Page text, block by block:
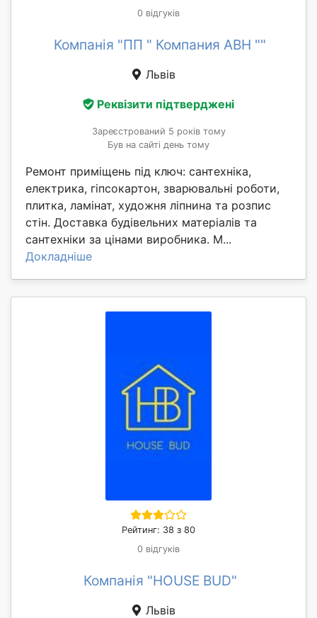
0 відгуків
Компанія "ПП " Компания АВН ""
Львів
Реквізити підтверджені
Зареєстрований 5 років тому
Був на сайті день тому
Ремонт приміщень під ключ: сантехніка,
електрика, гіпсокартон, зварювальні роботи,
плитка, ламінат, художня ліпнина та розпис
стін. Доставка будівельних матеріалів та
сантехніки за цінами виробника. М...
Докладніше
Рейтинг: 38 з 80
0 відгуків
Компанія "HOUSE BUD"
Львів